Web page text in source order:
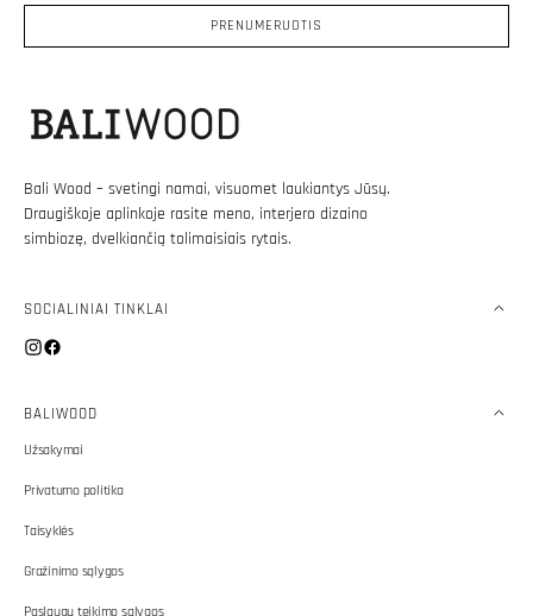
Bali Wood – svetingi namai, visuomet laukiantys Jūsų.
Draugiškoje aplinkoje rasite meno, interjero dizaino
simbiozę, dvelkiančią tolimaisiais rytais.
SOCIALINIAI TINKLAI
Instagram
Facebook
BALIWOOD
Užsakymai
Privatumo politika
Taisyklės
Gražinimo sąlygos
Paslaugų teikimo sąlygos
PRENUMERUOTIS